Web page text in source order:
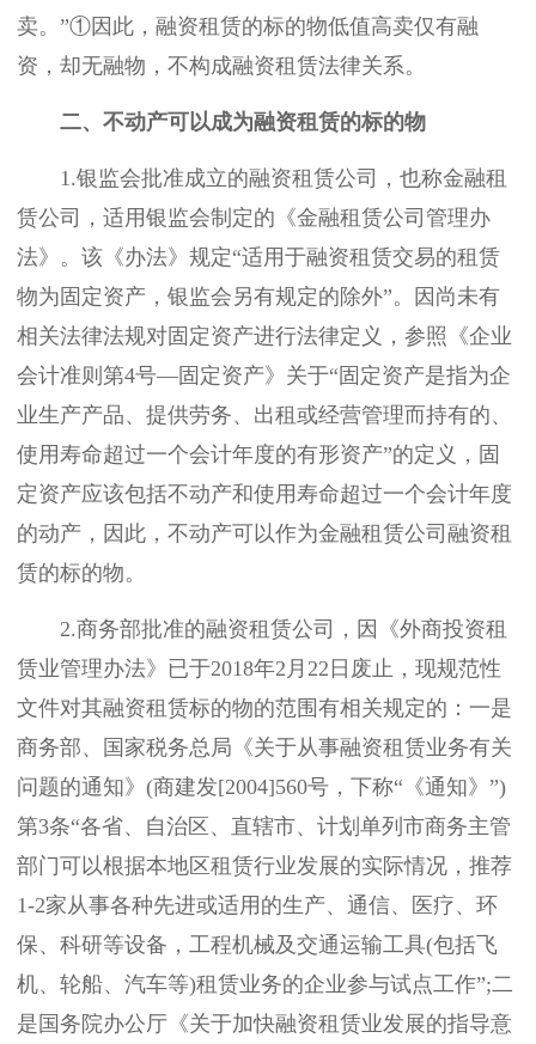
卖。”①因此，融资租赁的标的物低值高卖仅有融
资，却无融物，不构成融资租赁法律关系。
二、不动产可以成为融资租赁的标的物
1.银监会批准成立的融资租赁公司，也称金融租
赁公司，适用银监会制定的《金融租赁公司管理办
法》。该《办法》规定“适用于融资租赁交易的租赁
物为固定资产，银监会另有规定的除外”。因尚未有
相关法律法规对固定资产进行法律定义，参照《企业
会计准则第4号—固定资产》关于“固定资产是指为企
业生产产品、提供劳务、出租或经营管理而持有的、
使用寿命超过一个会计年度的有形资产”的定义，固
定资产应该包括不动产和使用寿命超过一个会计年度
的动产，因此，不动产可以作为金融租赁公司融资租
赁的标的物。
2.商务部批准的融资租赁公司，因《外商投资租
赁业管理办法》已于2018年2月22日废止，现规范性
文件对其融资租赁标的物的范围有相关规定的：一是
商务部、国家税务总局《关于从事融资租赁业务有关
问题的通知》(商建发[2004]560号，下称“《通知》”)
第3条“各省、自治区、直辖市、计划单列市商务主管
部门可以根据本地区租赁行业发展的实际情况，推荐
1-2家从事各种先进或适用的生产、通信、医疗、环
保、科研等设备，工程机械及交通运输工具(包括飞
机、轮船、汽车等)租赁业务的企业参与试点工作”;二
是国务院办公厅《关于加快融资租赁业发展的指导意